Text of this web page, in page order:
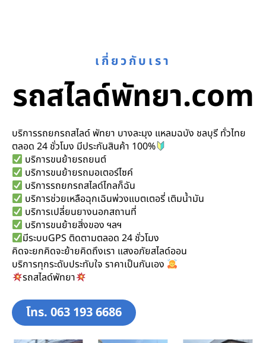
เกี่ยวกับเรา
รถสไลด์พัทยา.com
บริการรถยกรถสไลด์ พัทยา บางละมุง แหลมฉบัง ชลบุรี ทั่วไทย
ตลอด 24 ชั่วโมง มีประกันสินค้า 100%
บริการขนย้ายรถยนต์
บริการขนย้ายรถมอเตอร์ไซค์
บริการรถยกรถสไลด์ไกลก็ฉัน
บริการช่วยเหลือฉุกเฉินพ่วงแบตเตอรี่ เติมน้ำมัน
บริการเปลี่ยนยางนอกสถานที่
บริการขนย้ายสิ่งของ ฯลฯ
มีระบบGPS ติดตามตลอด 24 ชั่วโมง
คิดจะยกคิดจะย้ายคิดถึงเรา แสงอภัยสไลด์ออน
บริการทุกระดับประทับใจ ราคาเป็นกันเอง
รถสไลด์พัทยา
โทร. 063 193 6686